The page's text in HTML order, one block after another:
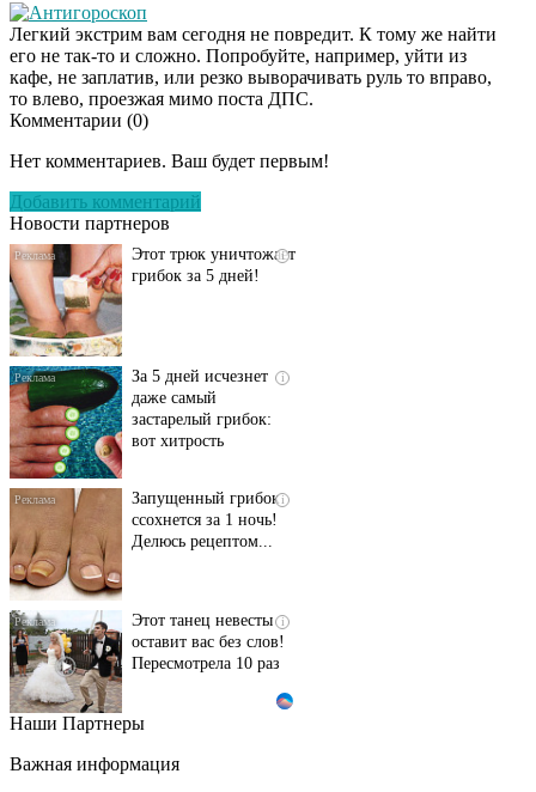
Антигороскоп
Легкий экстрим вам сегодня не повредит. К тому же найти
его не так-то и сложно. Попробуйте, например, уйти из
кафе, не заплатив, или резко выворачивать руль то вправо,
то влево, проезжая мимо поста ДПС.
Комментарии (0)
Нет комментариев. Ваш будет первым!
Добавить комментарий
Новости партнеров
Даже самый
исчезнет с корнем,
Этот трюк уничтожает
грибок за 5 дней!
За 5 дней исчезнет
даже самый
застарелый грибок:
вот хитрость
Запущенный грибок
ссохнется за 1 ночь!
Делюсь рецептом...
Этот танец невесты
оставит вас без слов!
Пересмотрела 10 раз
Ролик длится пару
шоке от увиденного
Наши Партнеры
Важная информация